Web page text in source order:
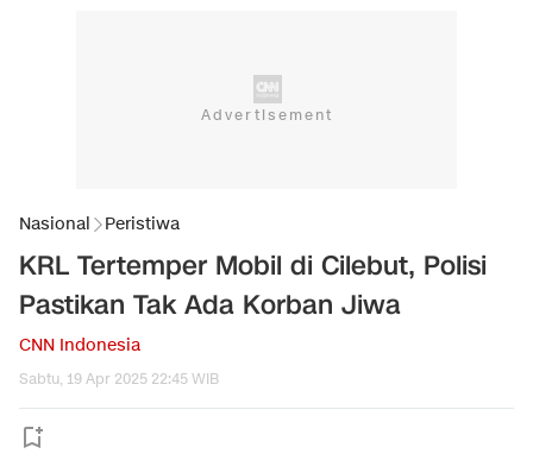
Nasional Peristiwa
KRL Tertemper Mobil di Cilebut, Polisi
Pastikan Tak Ada Korban Jiwa
CNN Indonesia
Sabtu, 19 Apr 2025 22:45 WIB